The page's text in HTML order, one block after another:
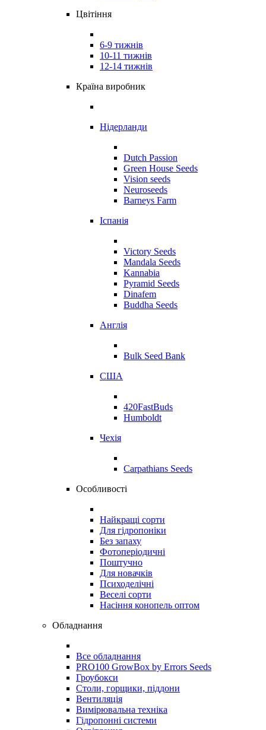
Цвітіння
6-9 тижнів
10-11 тижнів
12-14 тижнів
Країна виробник
Нідерланди
Dutch Passion
Green House Seeds
Vision seeds
Neuroseeds
Barneys Farm
Іспанія
Victory Seeds
Mandala Seeds
Kannabia
Pyramid Seeds
Dinafem
Buddha Seeds
Англія
Bulk Seed Bank
США
420FastBuds
Humboldt
Чехія
Carpathians Seeds
Особливості
Найкращі сорти
Для гідропоніки
Без запаху
Фотоперіодичні
Поштучно
Для новачків
Психоделічні
Веселі сорти
Насіння конопель оптом
Обладнання
Все обладнання
PRO100 GrowBox by Errors Seeds
Гроубокси
Столи, горщики, піддони
Вентиляція
Вимірювальна техніка
Гідропонні системи